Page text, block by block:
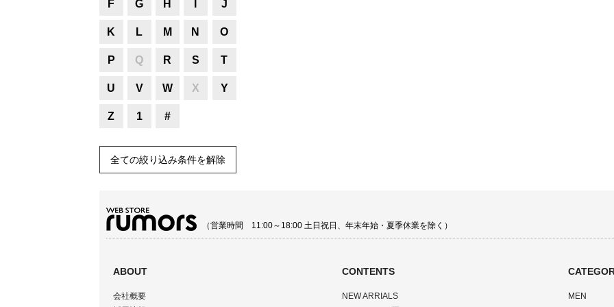
F G H J
K L M N O
P Q R S T
U V W X Y
Z 1 #
全ての絞り込み条件を解除
（営業時間 11:00～18:00 土日祝日、年末年始・夏季休業を除く）
ABOUT
会社概要
CONTENTS
NEW ARRIALS
MEN